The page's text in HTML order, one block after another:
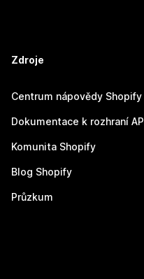
Zdroje
Centrum nápovědy Shopify
Dokumentace k rozhraní API
Komunita Shopify
Blog Shopify
Průzkum